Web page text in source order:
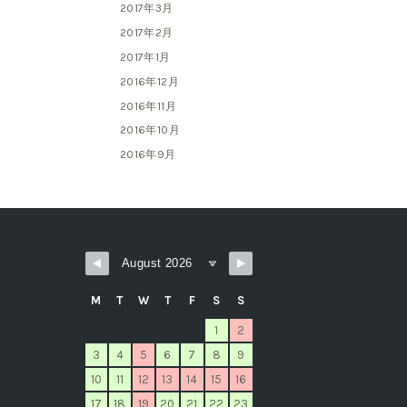
2017年3月
2017年2月
2017年1月
2016年12月
2016年11月
2016年10月
2016年9月
M T W T F S S
1
2
3
4 5 6 7 8
9
10
11 12 13 14 15
16
17
18 19 20 21 22 23